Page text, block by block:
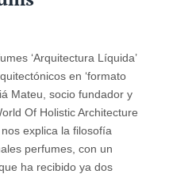
‘Arquitectura Líquida’
en ‘formato
Mateu, socio fundador y
Of Holistic Architecture
explica la filosofía
perfumes, con un
ha recibido ya dos